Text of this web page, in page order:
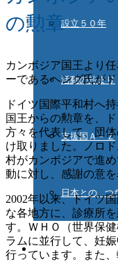
設立５０年
活動の始まり
支援国Ａ－Ｚ
日本との つ
ご協力ください
の勲章
カンボジア国王より
ーであるヘング氏が
ドイツ国際平和村へ
国王からの勲章を、
方々を代表して、団
け取りました。ノロ
村がカンボジアで進
動に対し、感謝の意
2002年以来、ドイツ
な各地方に、診療所
す。ＷＨＯ（世界保
ラムに並行して、妊
行っています。また